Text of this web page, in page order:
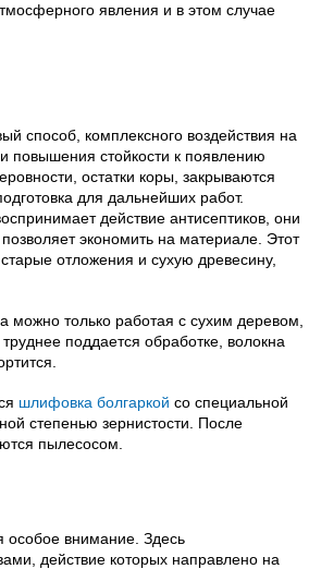
явления и в этом случае
способ, комплексного воздействия на
повышения стойкости к появлению
остатки коры, закрываются
для дальнейших работ.
действие антисептиков, они
экономить на материале. Этот
отложения и сухую древесину,
можно только работая с сухим деревом,
поддается обработке, волокна
шлифовка болгаркой со специальной
степенью зернистости. После
пылесосом.
особое внимание. Здесь
действие которых направлено на